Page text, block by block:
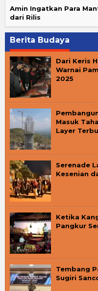
Amin Ingatkan Para
dari Rilis
Berita Budaya
Dari Keris
Warnai
2025
Masuk
Layer
Serenade
Kesenian
Ketika
Pangkur
Tembang
Sugiri